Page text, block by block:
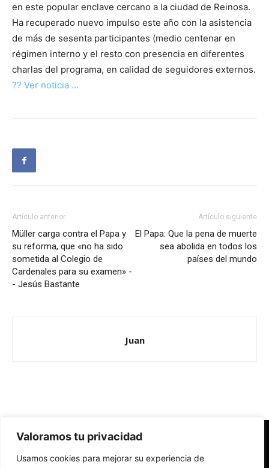
Valoramos tu privacidad
Usamos cookies para mejorar su experiencia de
en este popular enclave cercano a la ciudad de Reinosa.
Ha recuperado nuevo impulso este año con la asistencia
de más de sesenta participantes (medio centenar en
régimen interno y el resto con presencia en diferentes
charlas del programa, en calidad de seguidores externos.
?? Ver noticia …
Artículo anterior
Müller carga contra el Papa y
su reforma, que «no ha sido
sometida al Colegio de
Cardenales para su examen» -
- Jesús Bastante
Artículo siguiente
El Papa: Que la pena de muerte
sea abolida en todos los
países del mundo
Juan
Redes Cristianas
Una mirada alternativa sobre la Iglesia católica y la sociedad